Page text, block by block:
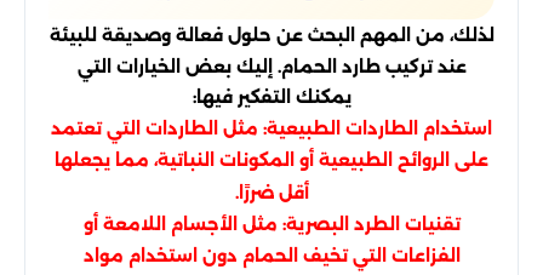
لذلك، من المهم البحث عن حلول فعالة وصديقة للبيئة
عند تركيب طارد الحمام. إليك بعض الخيارات التي
يمكنك التفكير فيها:
استخدام الطاردات الطبيعية: مثل الطاردات التي تعتمد
على الروائح الطبيعية أو المكونات النباتية، مما يجعلها
أقل ضررًا.
تقنيات الطرد البصرية: مثل الأجسام اللامعة أو
الفزاعات التي تخيف الحمام دون استخدام مواد